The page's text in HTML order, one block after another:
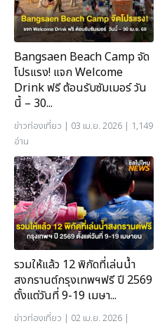
Bangsaen Beach Camp จัด
โปรแรง! แจก Welcome
Drink ฟรี ต้อนรับซัมเมอร์ วัน
นี้ – 30...
ข่าวท่องเที่ยว | 03 เม.ย. 2026 | 1,149
อ่าน
รวมให้แล้ว 12 พิกัดที่เล่นน้ำ
สงกรานต์กรุงเทพฯฟรี ปี 2569
ตั้งแต่วันที่ 9-19 เมษา...
ข่าวท่องเที่ยว | 02 เม.ย. 2026 |